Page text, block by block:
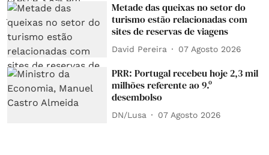
Metade das queixas no setor do
turismo estão relacionadas com
sites de reservas de viagens
David Pereira 07 Agosto 2026
PRR: Portugal recebeu hoje 2,3 mil
milhões referente ao 9.º
desembolso
DN/Lusa 07 Agosto 2026